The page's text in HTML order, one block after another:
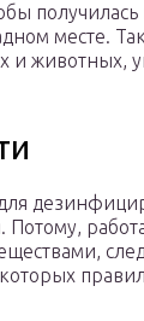
месте.
и животных,
Потому,